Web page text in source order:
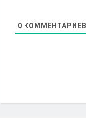
0 КОММЕНТАРИЕВ